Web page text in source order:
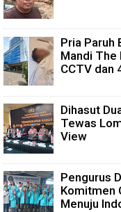
Pria Paruh
Mandi The
CCTV dan
Dihasut
Tewas
View
Pengurus
Komitmen
Menuju